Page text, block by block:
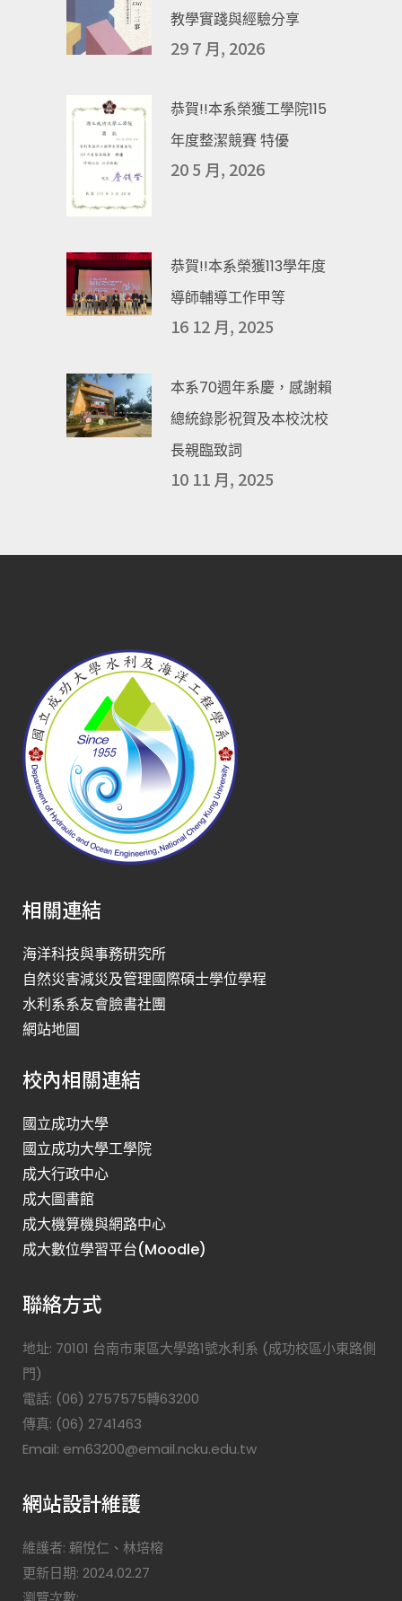
教學實踐與經驗分享
29 7 月, 2026
恭賀!!本系榮獲工學院115
年度整潔競賽 特優
20 5 月, 2026
恭賀!!本系榮獲113學年度
導師輔導工作甲等
16 12 月, 2025
本系70週年系慶，感謝賴
總統錄影祝賀及本校沈校
長親臨致詞
10 11 月, 2025
相關連結
海洋科技與事務研究所
自然災害減災及管理國際碩士學位學程
水利系系友會臉書社團
網站地圖
校內相關連結
國立成功大學
國立成功大學工學院
成大行政中心
成大圖書館
成大機算機與網路中心
成大數位學習平台(Moodle)
聯絡方式
地址: 70101 台南市東區大學路1號水利系 (成功校區小東路側
門)
電話: (06) 2757575轉63200
傳真: (06) 2741463
Email: em63200@email.ncku.edu.tw
網站設計維護
維護者: 賴悅仁、林培榕
更新日期: 2024.02.27